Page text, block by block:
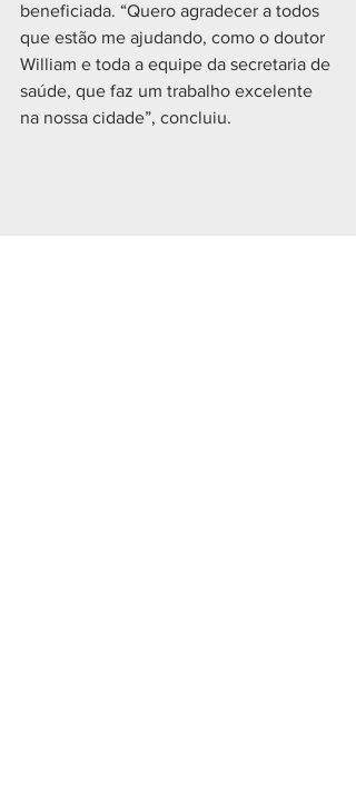
beneficiada. “Quero agradecer a todos
que estão me ajudando, como o doutor
William e toda a equipe da secretaria de
saúde, que faz um trabalho excelente
na nossa cidade”, concluiu.